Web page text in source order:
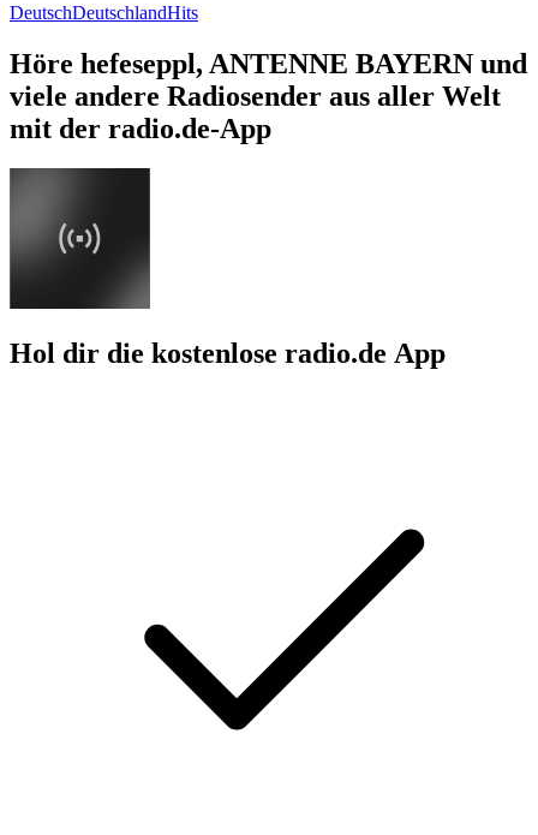
DeutschDeutschlandHits
Höre hefeseppl, ANTENNE BAYERN und
viele andere Radiosender aus aller Welt
mit der radio.de-App
Hol dir die kostenlose radio.de App